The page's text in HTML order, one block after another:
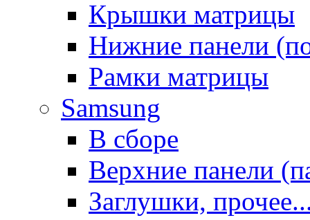
Крышки матрицы
Нижние панели
Рамки матрицы
Samsung
В сборе
Верхние панели
Заглушки,